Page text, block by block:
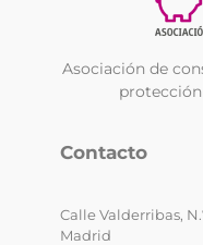
Asociación de
Contacto
Calle Valderribas,
Madrid